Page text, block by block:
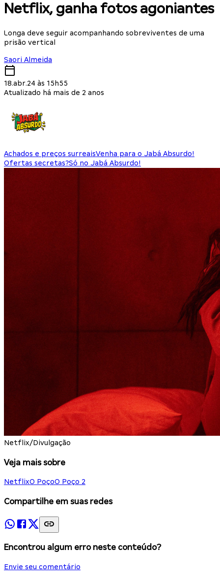
Netflix, ganha fotos agoniantes
Longa deve seguir acompanhando sobreviventes de uma
prisão vertical
Saori Almeida
18.abr.24 às 15h55
Atualizado há mais de 2 anos
Achados e preços surreaisVenha para o Jabá Absurdo!
Ofertas secretas?Só no Jabá Absurdo!
Netflix/Divulgação
Veja mais sobre
NetflixO PoçoO Poço 2
Compartilhe em suas redes
Encontrou algum erro neste conteúdo?
Envie seu comentário